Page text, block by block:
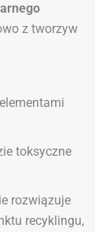
z tworzyw
toksyczne
rozwiązuje
recyklingu,